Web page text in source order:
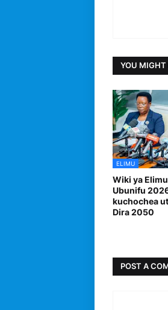
YOU MIGHT
ELIMU
Wiki ya
Ubunifu
kuchochea
Dira 2050
POST A